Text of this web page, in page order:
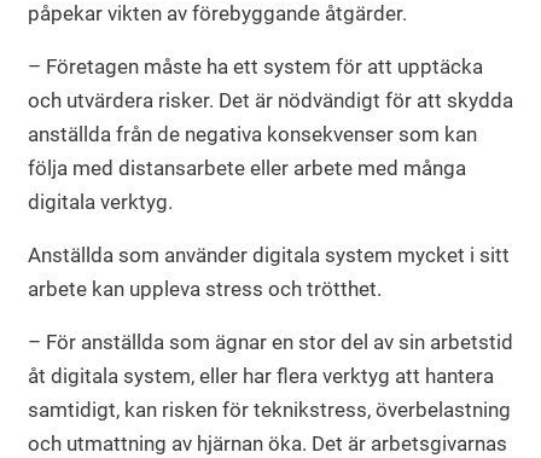
påpekar vikten av förebyggande åtgärder.
– Företagen måste ha ett system för att upptäcka
och utvärdera risker. Det är nödvändigt för att skydda
anställda från de negativa konsekvenser som kan
följa med distansarbete eller arbete med många
digitala verktyg.
Anställda som använder digitala system mycket i sitt
arbete kan uppleva stress och trötthet.
– För anställda som ägnar en stor del av sin arbetstid
åt digitala system, eller har flera verktyg att hantera
samtidigt, kan risken för teknikstress, överbelastning
och utmattning av hjärnan öka. Det är arbetsgivarnas